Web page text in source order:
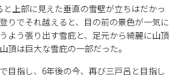
と上部に見えた垂直の雪壁が立ちはだかっ
りでそれ越えると、目の前の景色が一気に
よう張り出す雪庇と、足元から綺麗に山頂
頂は巨大な雪庇の一部だった。
目指し、6年後の今、再び三戸呂と目指し